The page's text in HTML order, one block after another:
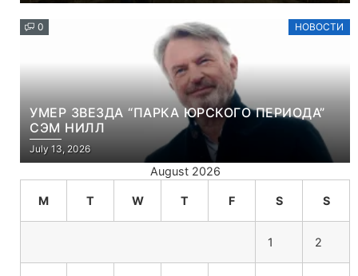
0 НОВОСТИ
УМЕР ЗВЕЗДА “ПАРКА ЮРСКОГО ПЕРИОДА”
СЭМ НИЛЛ
July 13, 2026
August 2026
M T W T F S S
1 2